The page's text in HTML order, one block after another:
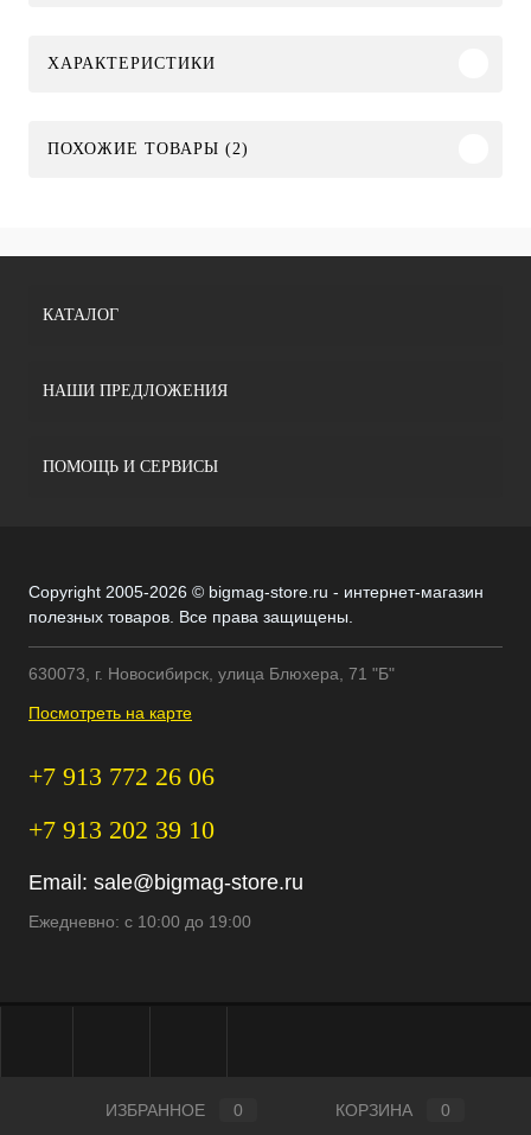
ХАРАКТЕРИСТИКИ
ПОХОЖИЕ ТОВАРЫ (2)
КАТАЛОГ
НАШИ ПРЕДЛОЖЕНИЯ
ПОМОЩЬ И СЕРВИСЫ
Copyright 2005-2026 © bigmag-store.ru - интернет-магазин
полезных товаров. Все права защищены.
630073, г. Новосибирск, улица Блюхера, 71 "Б"
Посмотреть на карте
+7 913 772 26 06
+7 913 202 39 10
Email: sale@bigmag-store.ru
Ежедневно: с 10:00 до 19:00
ИЗБРАННОЕ 0 КОРЗИНА 0